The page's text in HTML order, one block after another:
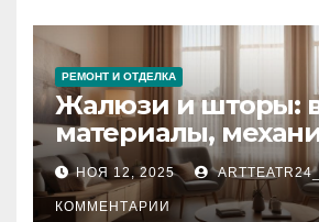
РЕМОНТ И ОТДЕЛКА
Жалюзи и шторы:
материалы,
управления и уход
НОЯ 12, 2025
КОММЕНТАРИИ